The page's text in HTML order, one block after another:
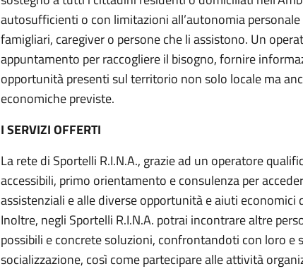
autosufficienti o con limitazioni all’autonomia
famigliari, caregiver o persone che li assistono. Un
appuntamento per raccogliere il bisogno, fornire
opportunità presenti sul territorio non solo locale ma
economiche previste.
I SERVIZI OFFERTI
La rete di Sportelli R.I.N.A., grazie ad un operatore
accessibili, primo orientamento e consulenza per
assistenziali e alle diverse opportunità e aiuti
Inoltre, negli Sportelli R.I.N.A. potrai incontrare altre
possibili e concrete soluzioni, confrontandoti con loro
socializzazione, così come partecipare alle attività